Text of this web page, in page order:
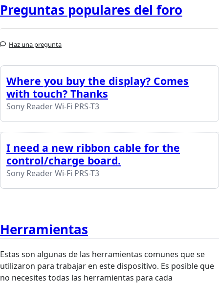
Preguntas populares del foro
Haz una pregunta
Where you buy the display? Comes
with touch? Thanks
Sony Reader Wi-Fi PRS-T3
I need a new ribbon cable for the
control/charge board.
Sony Reader Wi-Fi PRS-T3
Herramientas
Estas son algunas de las herramientas comunes que se
utilizaron para trabajar en este dispositivo. Es posible que
no necesites todas las herramientas para cada